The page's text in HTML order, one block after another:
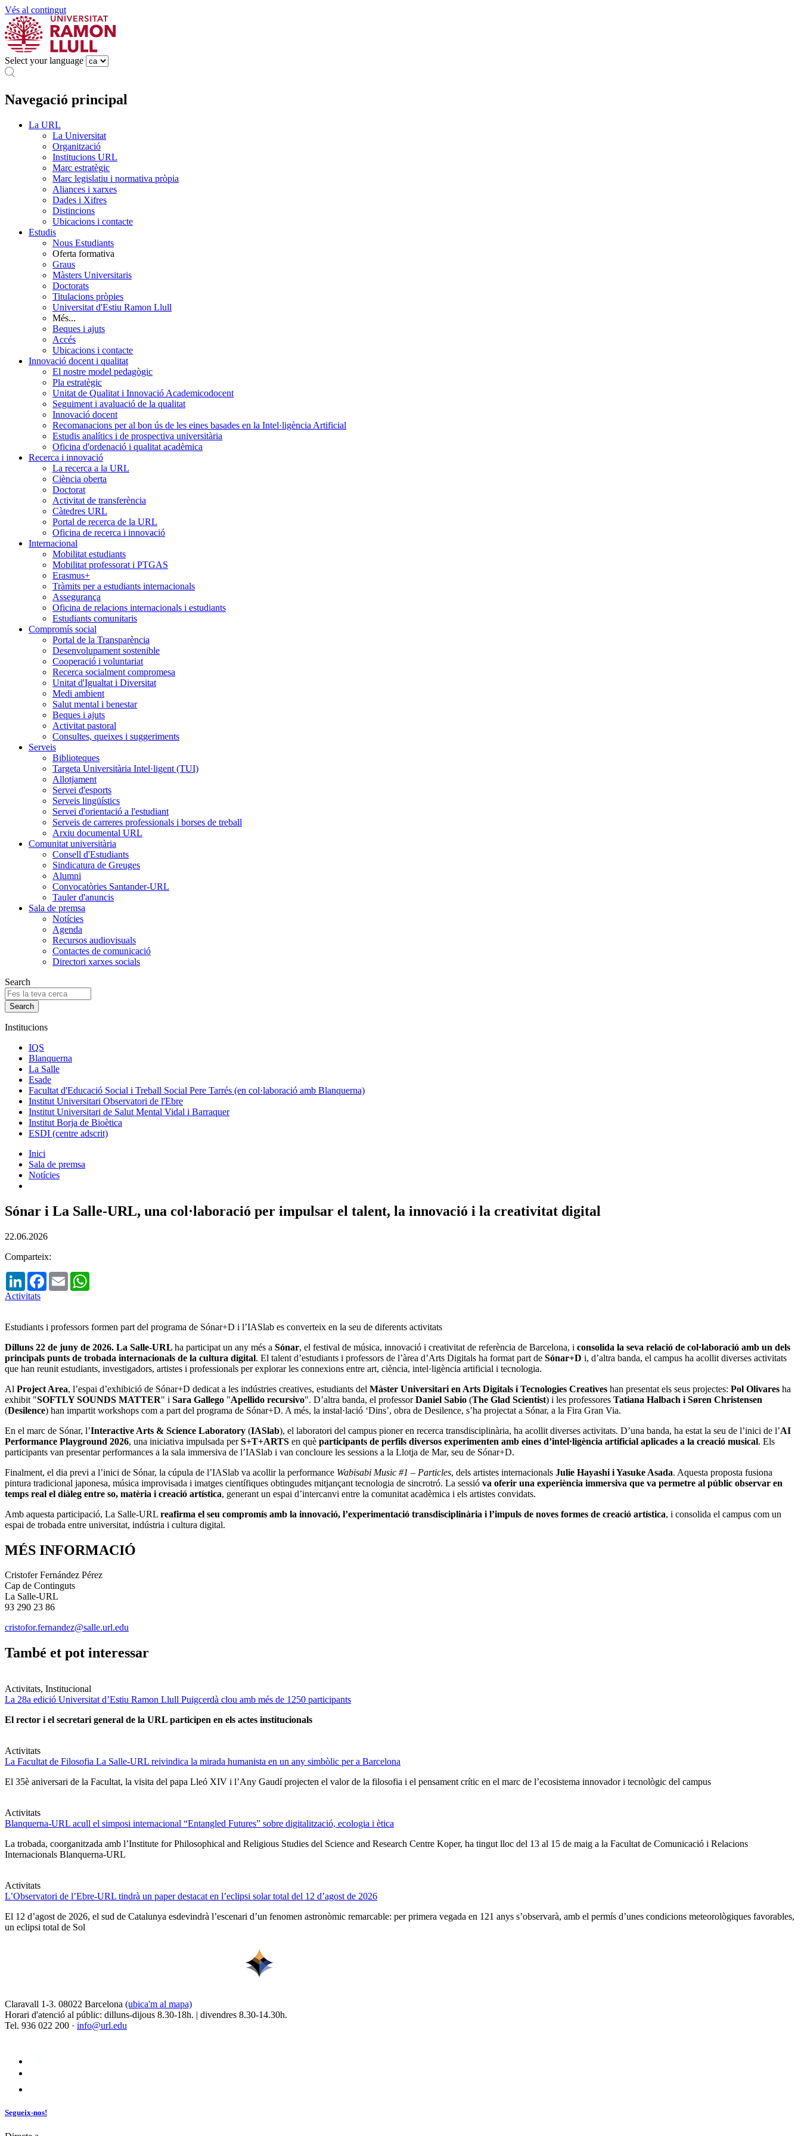
Vés al contingut
Select your language
Navegació principal
La URL
La Universitat
Organització
Institucions URL
Marc estratègic
Marc legislatiu i normativa pròpia
Aliances i xarxes
Dades i Xifres
Distincions
Ubicacions i contacte
Estudis
Nous Estudiants
Oferta formativa
Graus
Màsters Universitaris
Doctorats
Titulacions pròpies
Universitat d'Estiu Ramon Llull
Més...
Beques i ajuts
Accés
Ubicacions i contacte
Innovació docent i qualitat
El nostre model pedagògic
Pla estratègic
Unitat de Qualitat i Innovació Academicodocent
Seguiment i avaluació de la qualitat
Innovació docent
Recomanacions per al bon ús de les eines basades en la Intel·ligència Artificial
Estudis analítics i de prospectiva universitària
Oficina d'ordenació i qualitat acadèmica
Recerca i innovació
La recerca a la URL
Ciència oberta
Doctorat
Activitat de transferència
Càtedres URL
Portal de recerca de la URL
Oficina de recerca i innovació
Internacional
Mobilitat estudiants
Mobilitat professorat i PTGAS
Erasmus+
Tràmits per a estudiants internacionals
Assegurança
Oficina de relacions internacionals i estudiants
Estudiants comunitaris
Compromís social
Portal de la Transparència
Desenvolupament sostenible
Cooperació i voluntariat
Recerca socialment compromesa
Unitat d'Igualtat i Diversitat
Medi ambient
Salut mental i benestar
Beques i ajuts
Activitat pastoral
Consultes, queixes i suggeriments
Serveis
Biblioteques
Targeta Universitària Intel·ligent (TUI)
Allotjament
Servei d'esports
Serveis lingüístics
Servei d'orientació a l'estudiant
Serveis de carreres professionals i borses de treball
Arxiu documental URL
Comunitat universitària
Consell d'Estudiants
Sindicatura de Greuges
Alumni
Convocatòries Santander-URL
Tauler d'anuncis
Sala de premsa
Notícies
Agenda
Recursos audiovisuals
Contactes de comunicació
Directori xarxes socials
Search
Institucions
IQS
Blanquerna
La Salle
Esade
Facultat d'Educació Social i Treball Social Pere Tarrés (en col·laboració amb Blanquerna)
Institut Universitari Observatori de l'Ebre
Institut Universitari de Salut Mental Vidal i Barraquer
Institut Borja de Bioètica
ESDI (centre adscrit)
Inici
Sala de premsa
Notícies
Sónar i La Salle-URL, una col·laboració per impulsar el talent, la innovació i la creativitat digital
22.06.2026
Comparteix:
LinkedInFacebook
Email
Activitats
Estudiants i professors formen part del programa de Sónar+D i l’IASlab es converteix en la seu de diferents activitats
Dilluns 22 de juny de 2026. La Salle-URL ha participat un any més a Sónar, el festival de música, innovació i creativitat de referència de Barcelona, i consolida la seva relació de col·laboració amb un dels
principals punts de trobada internacionals de la cultura digital. El talent d’estudiants i professors de l’àrea d’Arts Digitals ha format part de Sónar+D i, d’altra banda, el campus ha acollit diverses activitats
que han reunit estudiants, investigadors, artistes i professionals per explorar les connexions entre art, ciència, intel·ligència artificial i tecnologia.
Al Project Area, l’espai d’exhibició de Sónar+D dedicat a les indústries creatives, estudiants del Màster Universitari en Arts Digitals i Tecnologies Creatives han presentat els seus projectes: Pol Olivares ha
exhibit "SOFTLY SOUNDS MATTER" i Sara Gallego "Apellido recursivo". D’altra banda, el professorDaniel Sabio (The Glad Scientist) i les professores Tatiana Halbach i Søren Christensen
(Desilence) han impartit workshops com a part del programa de Sónar+D. A més, la instal·lació ‘Dins’, obra de Desilence, s’ha projectat a Sónar, a la Fira Gran Via.
En el marc de Sónar, l’Interactive Arts & Science Laboratory (IASlab), el laboratori del campus pioner en recerca transdisciplinària, ha acollit diverses activitats. D’una banda, ha estat la seu de l’inici de l’AI
Performance Playground 2026, una iniciativa impulsada perS+T+ARTS en què participants de perfils diversos experimenten amb eines d’intel·ligència artificial aplicades a la creació musical. Els
participants van presentar performances a la sala immersiva de l’IASlab i van concloure les sessions a la Llotja de Mar, seu de Sónar+D.
Finalment, el dia previ a l’inici de Sónar, la cúpula de l’IASlab va acollir la performance Wabisabi Music #1 – Particles, dels artistes internacionals Julie Hayashi i Yasuke Asada. Aquesta proposta fusiona
pintura tradicional japonesa, música improvisada i imatges científiques obtingudes mitjançant tecnologia de sincrotró. La sessió va oferir una experiència immersiva que va permetre al públic observar en
temps real el diàleg entre so, matèria i creació artística, generant un espai d’intercanvi entre la comunitat acadèmica i els artistes convidats.
Amb aquesta participació, La Salle-URL reafirma el seu compromís amb la innovació, l’experimentació transdisciplinària i l’impuls de noves formes de creació artística, i consolida el campus com un
espai de trobada entre universitat, indústria i cultura digital.
MÉS INFORMACIÓ
Cristofer Fernández Pérez
Cap de Continguts
La Salle-URL
93 290 23 86
cristofor.fernandez@salle.url.edu
També et pot interessar
Activitats, Institucional
La 28a edició Universitat d’Estiu Ramon Llull Puigcerdà clou amb més de 1250 participants
El rector i el secretari general de la URL participen en els actes institucionals
Activitats
La Facultat de Filosofia La Salle-URL reivindica la mirada humanista en un any simbòlic per a Barcelona
El 35è aniversari de la Facultat, la visita del papa Lleó XIV i l’Any Gaudí projecten el valor de la filosofia i el pensament crític en el marc de l’ecosistema innovador i tecnològic del campus
Activitats
Blanquerna-URL acull el simposi internacional “Entangled Futures” sobre digitalització, ecologia i ètica
La trobada, coorganitzada amb l’Institute for Philosophical and Religious Studies del Science and Research Centre Koper, ha tingut lloc del 13 al 15 de maig a la Facultat de Comunicació i Relacions
Internacionals Blanquerna-URL
Activitats
L’Observatori de l’Ebre-URL tindrà un paper destacat en l’eclipsi solar total del 12 d’agost de 2026
El 12 d’agost de 2026, el sud de Catalunya esdevindrà l’escenari d’un fenomen astronòmic remarcable: per primera vegada en 121 anys s’observarà, amb el permís d’unes condicions meteorològiques favorables,
un eclipsi total de Sol
Claravall 1-3. 08022 Barcelona (ubica'm al mapa)
Horari d'atenció al públic: dilluns-dijous 8.30-18h. | divendres 8.30-14.30h.
Tel. 936 022 200 · info@url.edu
Segueix-nos!